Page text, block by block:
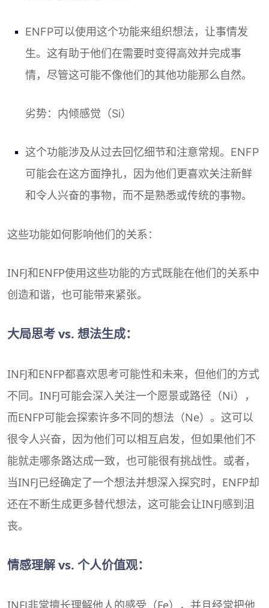
ENFP可以使用这个功能来组织想法，让事情发
生。这有助于他们在需要时变得高效并完成事
情，尽管这可能不像他们的其他功能那么自然。
劣势：内倾感觉（Si）
这个功能涉及从过去回忆细节和注意常规。ENFP
可能会在这方面挣扎，因为他们更喜欢关注新鲜
和令人兴奋的事物，而不是熟悉或传统的事物。
这些功能如何影响他们的关系：
INFJ和ENFP使用这些功能的方式既能在他们的关系中
创造和谐，也可能带来紧张。
大局思考 vs. 想法生成：
INFJ和ENFP都喜欢思考可能性和未来，但他们的方式
不同。INFJ可能会深入关注一个愿景或路径（Ni），
而ENFP可能会探索许多不同的想法（Ne）。这可以
很令人兴奋，因为他们可以相互启发，但如果他们不
能就走哪条路达成一致，也可能很有挑战性。或者，
当INFJ已经确定了一个想法并想深入探究时，ENFP却
还在不断生成更多替代想法，这可能会让INFJ感到沮
丧。
情感理解 vs. 个人价值观：
INFJ非常擅长理解他人的感受（Fe），并且经常把他